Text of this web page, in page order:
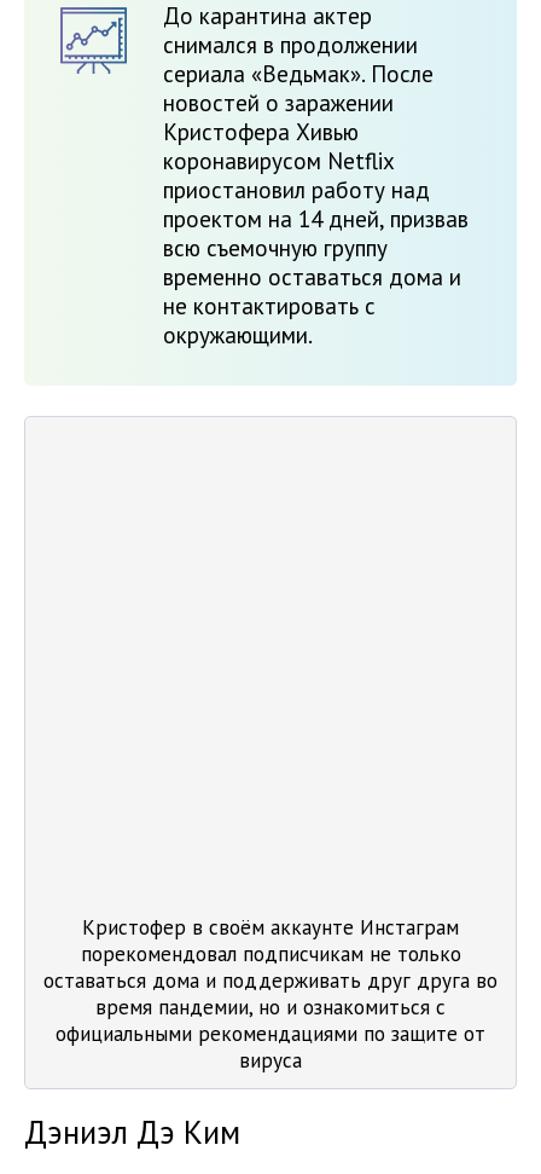
До карантина актер
снимался в продолжении
сериала «Ведьмак». После
новостей о заражении
Кристофера Хивью
коронавирусом Netflix
приостановил работу над
проектом на 14 дней, призвав
всю съемочную группу
временно оставаться дома и
не контактировать с
окружающими.
Кристофер в своём аккаунте Инстаграм
порекомендовал подписчикам не только
оставаться дома и поддерживать друг друга во
время пандемии, но и ознакомиться с
официальными рекомендациями по защите от
вируса
Дэниэл Дэ Ким